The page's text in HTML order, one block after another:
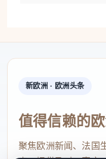
他还将谷物种植
态旅游。游客可以
眼见证从“一粒种子
在水产领域，塔
新欧洲 · 欧洲头条
值得信赖的
聚焦欧洲新闻、法国